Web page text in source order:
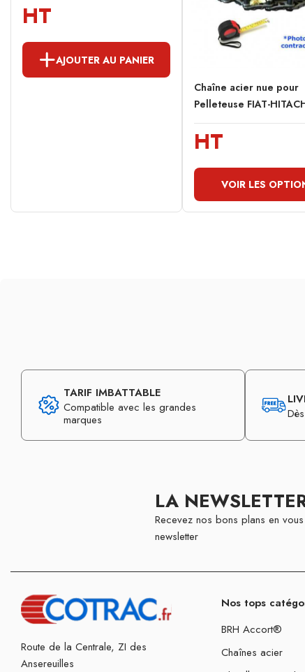
HT
AJOUTER AU PANIER
Chaîne acier nue pour
Pelleteuse FIAT-
HT
VOIR LES
TARIF IMBATTABLE
Compatible avec les grandes
marques
LA
Recevez nos bons plans en
newsletter
Route de la Centrale, ZI des
Ansereuilles
Nos tops
BRH Accort®
Chaînes acier